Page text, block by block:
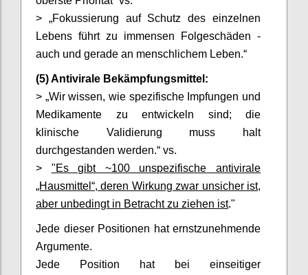
> „Fokussierung auf Schutz des einzelnen
Lebens führt zu immensen Folgeschäden -
auch und gerade an menschlichem Leben.“
(5) Antivirale Bekämpfungsmittel:
> „Wir wissen, wie spezifische Impfungen und
Medikamente zu entwickeln sind; die
klinische Validierung muss halt
durchgestanden werden.“ vs.
> "Es gibt ~100 unspezifische antivirale
„Hausmittel“, deren Wirkung zwar unsicher ist,
aber unbedingt in Betracht zu ziehen ist."
Jede dieser Positionen hat ernstzunehmende
Argumente.
Jede Position hat bei einseitiger